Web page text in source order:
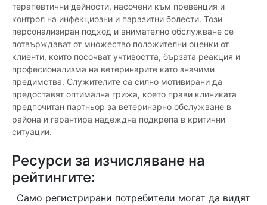
терапевтични дейности, насочени към превенция и
контрол на инфекциозни и паразитни болести. Този
персонализиран подход и внимателно обслужване се
потвърждават от множество положителни оценки от
клиенти, които посочват учтивостта, бързата реакция и
професионализма на ветеринарите като значими
предимства. Служителите са силно мотивирани да
предоставят оптимална грижа, което прави клиниката
предпочитан партньор за ветеринарно обслужване в
района и гарантира надеждна подкрепа в критични
ситуации.
Ресурси за изчисляване на
рейтингите:
Само регистрирани потребители могат да видят